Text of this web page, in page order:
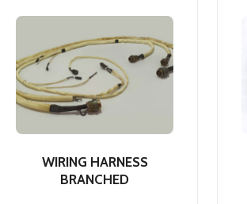
WIRING HARNESS
BRANCHED